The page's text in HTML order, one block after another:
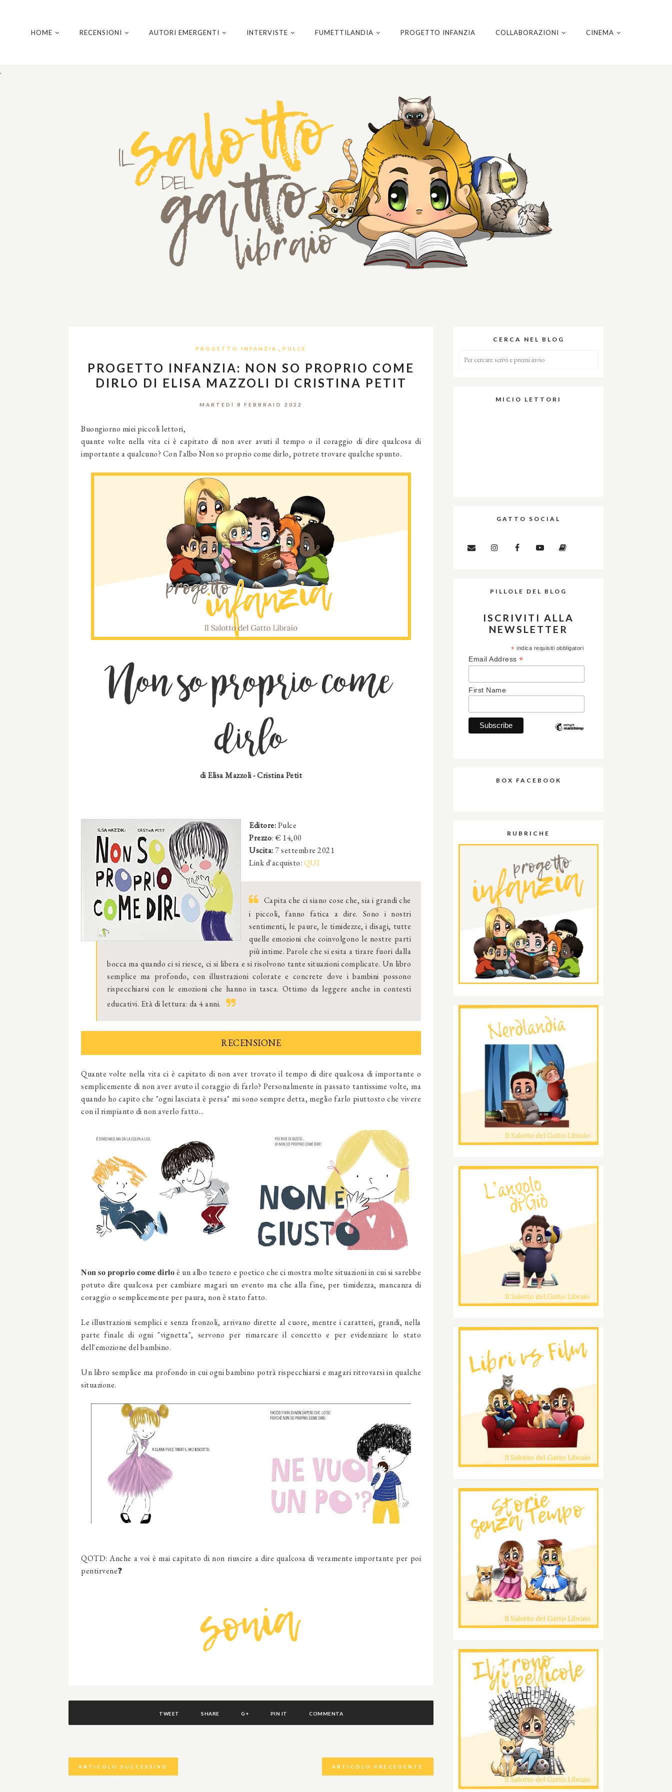
.
HOME RECENSIONI AUTORI EMERGENTI INTERVISTE FUMETTILANDIA PROGETTO INFANZIA COLLABORAZIONI CINEMA
PROGETTO INFANZIA , PULCE
PROGETTO INFANZIA: NON SO PROPRIO COME
DIRLO DI ELISA MAZZOLI DI CRISTINA PETIT
MARTEDÌ 8 FEBBRAIO 2022
Buongiorno miei piccoli lettori,
quante volte nella vita ci è capitato di non aver avuti il tempo o il coraggio di dire qualcosa di
importante a qualcuno? Con l'albo Non so proprio come dirlo, potrete trovare qualche spunto.
Non so proprio come
dirlo
di Elisa Mazzoli - Cristina Petit
Editore:Pulce
Prezzo: € 14,00
Uscita:7 settembre 2021
Link d'acquisto: QUI
Capita che ci siano cose che, sia i grandi che
i piccoli, fanno fatica a dire. Sono i nostri
sentimenti, le paure, le timidezze, i disagi, tutte
quelle emozioni che coinvolgono le nostre parti
più intime. Parole che si esita a tirare fuori dalla
bocca ma quando ci si riesce, ci si libera e si risolvono tante situazioni complicate. Un libro
semplice ma profondo, con illustrazioni colorate e concrete dove i bambini possono
rispecchiarsi con le emozioni che hanno in tasca. Ottimo da leggere anche in contesti
educativi. Età di lettura: da 4 anni.
RECENSIONE
Quante volte nella vita ci è capitato di non aver trovato il tempo di dire qualcosa di importante o
semplicemente di non aver avuto il coraggio di farlo? Personalmente in passato tantissime volte, ma
quando ho capito che "ogni lasciata è persa" mi sono sempre detta, meglio farlo piuttosto che vivere
con il rimpianto di non averlo fatto...
𝐍𝐨𝐧 𝐬𝐨 𝐩𝐫𝐨𝐩𝐫𝐢𝐨 𝐜𝐨𝐦𝐞 𝐝𝐢𝐫𝐥𝐨 è un albo tenero e poetico che ci mostra molte situazioni in cui si sarebbe
potuto dire qualcosa per cambiare magari un evento ma che alla fine, per timidezza, mancanza di
coraggio o semplicemente per paura, non è stato fatto.
Le illustrazioni semplici e senza fronzoli, arrivano dirette al cuore, mentre i caratteri, grandi, nella
parte finale di ogni "vignetta", servono per rimarcare il concetto e per evidenziare lo stato
dell'emozione del bambino.
Un libro semplice ma profondo in cui ogni bambino potrà rispecchiarsi e magari ritrovarsi in qualche
situazione.
QOTD: Anche a voi è mai capitato di non riuscire a dire qualcosa di veramente importante per poi
pentirvene❓
TWEET SHARE G+ PIN IT COMMENTA
ARTICOLO SUCCESSIVO ARTICOLO PRECEDENTE
CERCA NEL BLOG
MICIO LETTORI
GATTO SOCIAL
PILLOLE DEL BLOG
ISCRIVITI ALLA
NEWSLETTER
* indica requisiti obbligatori
Email Address *
First Name
BOX FACEBOOK
RUBRICHE